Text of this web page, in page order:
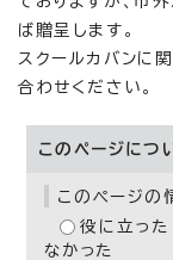
ば贈呈します。
スクールカバンに
合わせください。
このページにつ
このページの
役に立った
なかった